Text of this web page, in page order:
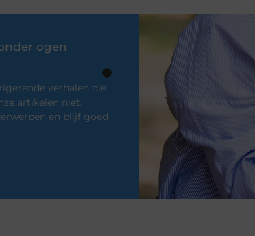
ogen
verhalen die
artikelen niet.
en blijf goed